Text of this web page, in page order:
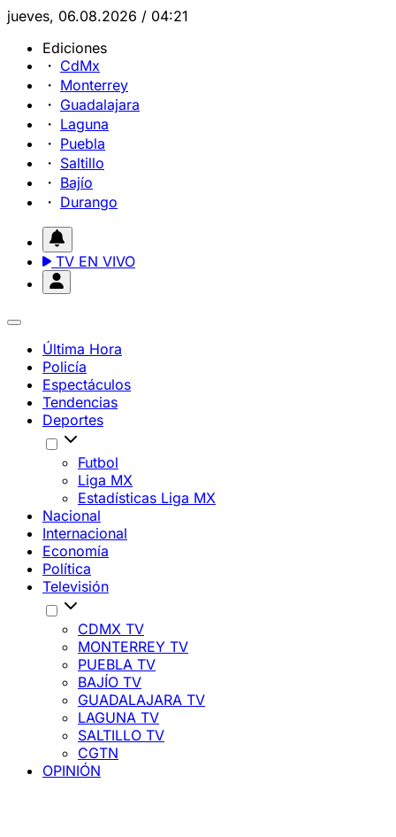
jueves, 06.08.2026 / 04:21
Ediciones
CdMx
Monterrey
Guadalajara
Laguna
Puebla
Saltillo
Bajío
Durango
TV EN VIVO
Última Hora
Policía
Espectáculos
Tendencias
Deportes
Futbol
Liga MX
Estadísticas Liga MX
Nacional
Internacional
Economía
Política
Televisión
CDMX TV
MONTERREY TV
PUEBLA TV
BAJÍO TV
GUADALAJARA TV
LAGUNA TV
SALTILLO TV
CGTN
OPINIÓN